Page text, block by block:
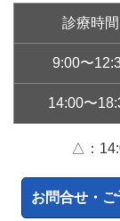
診療時間
9:00〜
14:00〜
△：
お問合せ・